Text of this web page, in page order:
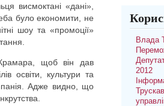
висмоктані «дані»,
було економити, не
шоу та «промоції»
щоб він дав
освіти, культури та
Адже видно, що
Влада
2012